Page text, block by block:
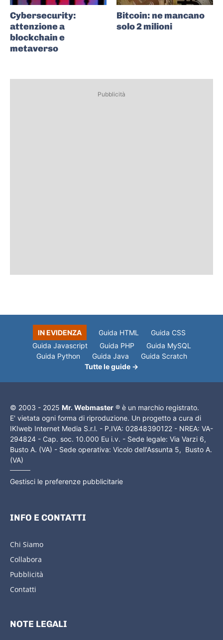
Cybersecurity:
attenzione a
blockchain e
metaverso
Bitcoin: ne mancano
solo 2 milioni
Pubblicità
IN EVIDENZA Guida HTML
Guida CSS
Guida Javascript
Guida PHP
Guida MySQL
Guida Python
Guida Java
Guida Scratch
Tutte le guide →
© 2003 - 2025 Mr. Webmaster ® è un marchio registrato.
E' vietata ogni forma di riproduzione. Un progetto a cura di
IKIweb Internet Media S.r.l. - P.IVA: 02848390122 - NREA: VA-
294824 - Cap. soc. 10.000 Eu i.v. - Sede legale: Via Varzi 6,
Busto A. (VA) - Sede operativa: Vicolo dell'Assunta 5, Busto A.
(VA)
Gestisci le preferenze pubblicitarie
INFO E CONTATTI
Chi Siamo
Collabora
Pubblicità
Contatti
NOTE LEGALI